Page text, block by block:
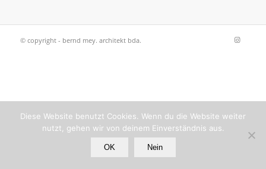
© copyright - bernd mey. architekt bda.
Diese Website benutzt Cookies. Wenn du die Website weiter
nutzt, gehen wir von deinem Einverständnis aus.
OK Nein